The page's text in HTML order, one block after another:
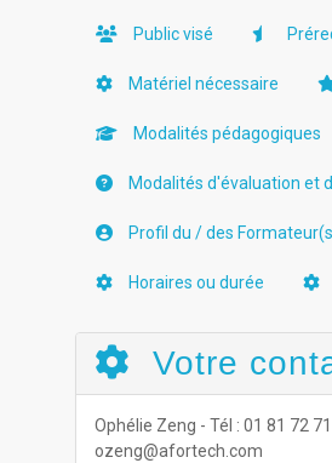
Public visé
Matériel nécessaire
Modalités pédagogiques
Modalités d'évaluation et
Profil du / des
Horaires ou durée
Votre
Ophélie Zeng - Tél : 01 81 72
ozeng@afortech.com